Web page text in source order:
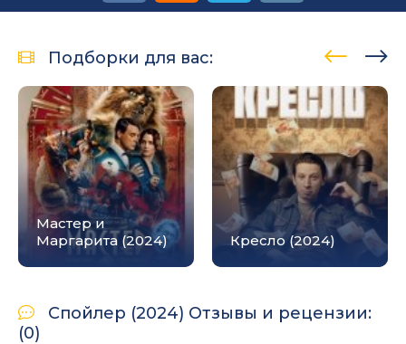
Подборки для вас:
Мастер и
Маргарита (2024)
Кресло (2024)
Спойлер (2024) Отзывы и рецензии:
(0)